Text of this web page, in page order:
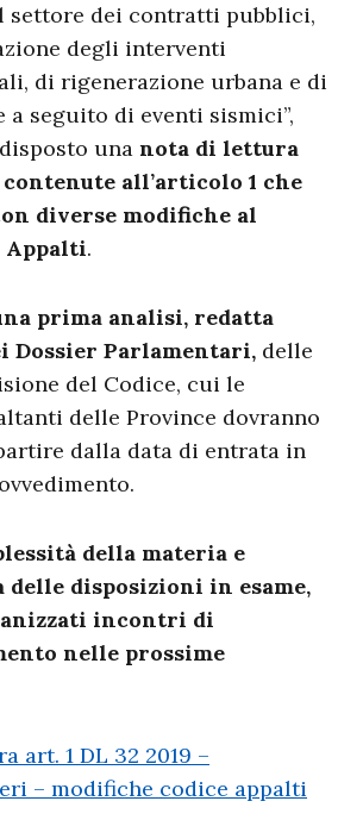
settore dei contratti pubblici,
degli interventi
di rigenerazione urbana e di
seguito di eventi sismici”,
una nota di lettura
all’articolo 1 che
diverse modifiche al
Appalti.
prima analisi, redatta
Dossier Parlamentari, delle
del Codice, cui le
delle Province dovranno
dalla data di entrata in
della materia e
delle disposizioni in esame,
incontri di
nelle prossime
art. 1 DL 32 2019 –
– modifiche codice appalti